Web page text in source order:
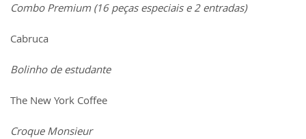
Combo Premium (16 peças especiais e 2 entradas)
Cabruca
Bolinho de estudante
The New York Coffee
Croque Monsieur